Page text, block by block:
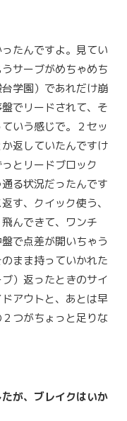
たんですよ。見てい
サーブがめちゃめち
学園）であれだけ崩
でリードされて、そ
いう感じで。２セッ
返していたんですけ
とリードブロック
る状況だったんです
す、クイック使う、
んできて、ワンチ
で点差が開いちゃう
まま持っていかれた
）返ったときのサイ
アウトと、あとは早
つがちょっと足りな
が、ブレイクはいか